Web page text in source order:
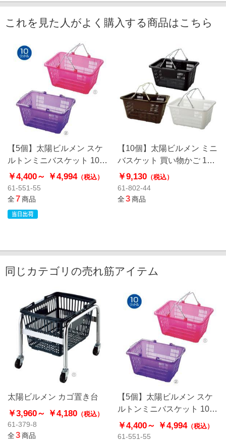
これを見た人がよく購入する商品はこちら
【5個】太陽ビルメン スケ
ルトンミニバスケット 10リ
ットル 買い物カゴ SWD-10
￥4,400～ ￥4,994（税込）
61-551-55
全7商品
【10個】太陽ビルメン ミニ
バスケット 買い物かご 10
リットル SWD-10
￥9,130（税込）
61-802-44
全3商品
同じカテゴリの売れ筋アイテム
太陽ビルメン カゴ置き台
￥3,960～ ￥4,180 （税込）
61-379-8
全3商品
【5個】太陽ビルメン スケ
ルトンミニバスケット 10リ
ットル 買い物カゴ SWD-10
￥4,400～ ￥4,994（税込）
61-551-55